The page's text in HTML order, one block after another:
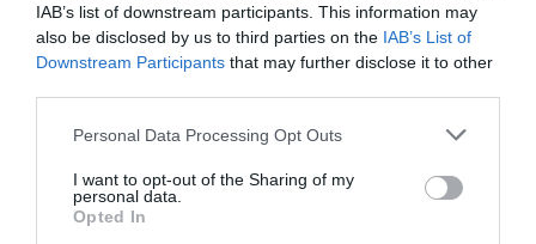
IAB’s list of downstream participants. This information may
also be disclosed by us to third parties on the IAB’s List of
Downstream Participants that may further disclose it to other
Please note that this website/app uses one or more Google
not limited to your visit or usage behaviour. You may click to
grant or deny consent to Google and its third-party tags to
use your data for below specified purposes in below Google
Personal Data Processing Opt Outs
I want to opt-out of the Sharing of my
personal data.
Opted In
30.07.2025 - 23:16